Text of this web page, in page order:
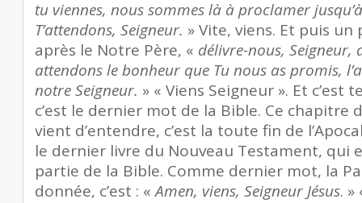
tu viennes, nous sommes là à proclamer
T’attendons, Seigneur. » Vite, viens. Et puis
après le Notre Père, « délivre-nous, Seigneur,
attendons le bonheur que Tu nous as promis,
notre Seigneur. » « Viens Seigneur ». Et
c’est le dernier mot de la Bible. Ce chapitre
vient d’entendre, c’est la toute fin de
le dernier livre du Nouveau Testament, qui
partie de la Bible. Comme dernier mot, la
donnée, c’est : «Amen, viens, Seigneur Jésus.